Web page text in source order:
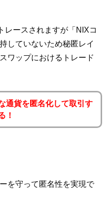
レースされますが「NIXコ
していないため秘匿レイ
ワップにおけるトレード
通貨を匿名化して取引す
！
を守って匿名性を実現で